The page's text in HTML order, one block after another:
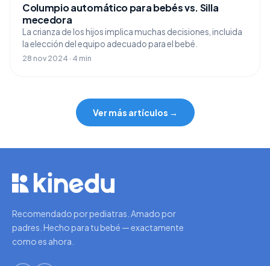
Columpio automático para bebés vs. Silla
mecedora
La crianza de los hijos implica muchas decisiones, incluida
la elección del equipo adecuado para el bebé.
28 nov 2024 · 4 min
Ver más artículos →
Recomendado por pediatras. Amado por
padres. Hecho para tu bebé — exactamente
como es ahora.